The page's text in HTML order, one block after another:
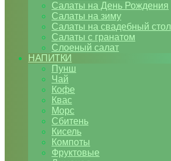
Салаты на День Рождения
Салаты на зиму
Салаты на свадебный стол
Салаты с гранатом
Слоеный салат
НАПИТКИ
Пунш
Чай
Кофе
Квас
Морс
Сбитень
Кисель
Компоты
Фруктовые